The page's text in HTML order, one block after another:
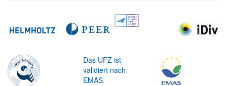
Das UFZ ist
validiert nach
EMAS.